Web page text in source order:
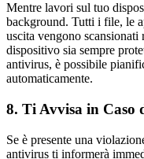
Mentre lavori sul tuo
background. Tutti i file, le
uscita vengono
dispositivo sia sempre
antivirus, è possibile
automaticamente.
8. Ti Avvisa in Caso
Se è presente una
antivirus ti informerà